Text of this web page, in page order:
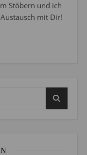
Stöbern und ich
mit Dir!